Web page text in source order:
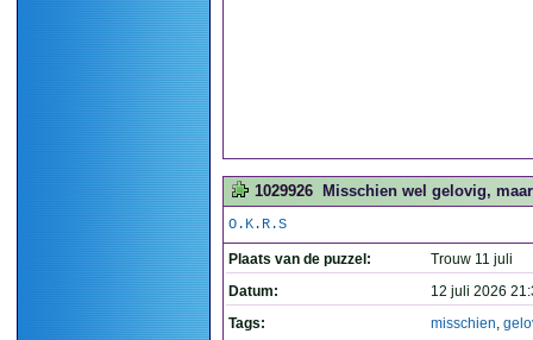
1029926 Misschien wel gelovig,
O.K.R.S
Plaats van de puzzel:
Trouw 11 juli
Datum:
12 juli 2026
Tags:
misschien,